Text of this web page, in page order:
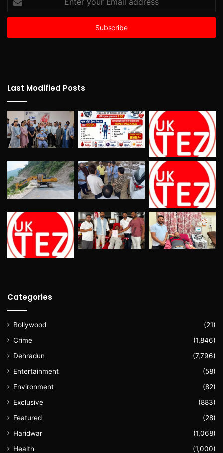
your
Email
Last Modified Posts
Categories
Bollywood
(21)
Crime
(1,846)
Dehradun
(7,796)
Entertainment
(58)
Environment
(82)
Exclusive
(883)
Featured
(28)
Haridwar
(1,068)
Health
(1,000)